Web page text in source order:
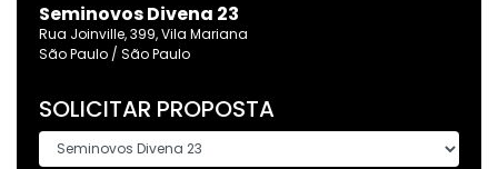
Seminovos Divena 23
Rua Joinville, 399, Vila Mariana
São Paulo / São Paulo
SOLICITAR PROPOSTA